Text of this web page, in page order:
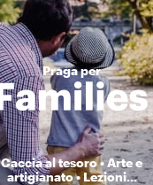
Praga per
Caccia al tesoro • Arte e
artigianato • Lezioni...